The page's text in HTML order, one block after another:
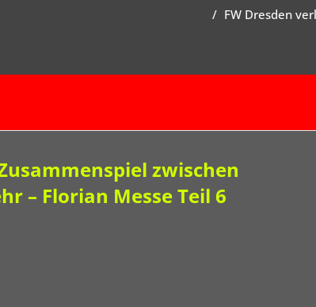
FW Dresden
zwischen
– Florian Messe Teil 6